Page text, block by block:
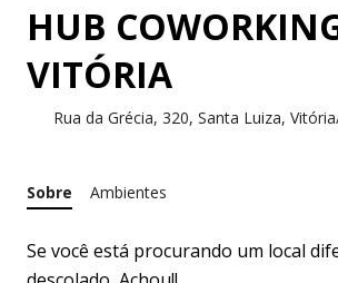
HUB
VITÓRIA
Rua da Grécia, 320, Santa Luiza,
Sobre Ambientes
Se você está procurando um local